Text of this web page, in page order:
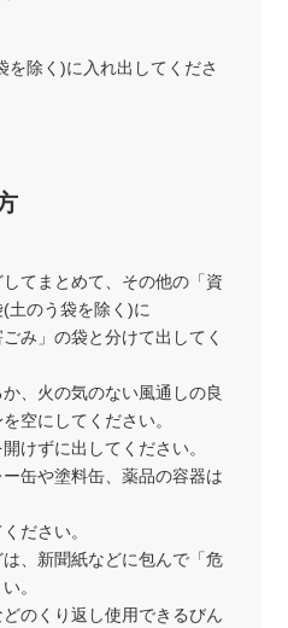
を除く)に入れ出してくださ
てまとめて、その他の「資
土のう袋を除く)に
み」の袋と分けて出してく
、火の気のない風通しの良
空にしてください。
けずに出してください。
缶や塗料缶、薬品の容器は
ださい。
、新聞紙などに包んで「危
。
のくり返し使用できるびん